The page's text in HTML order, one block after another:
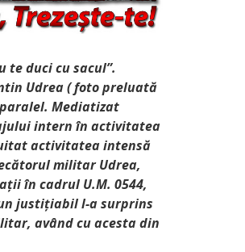
te duci cu sacul”.
Udrea ( foto preluată
Mediatizat
intern în activitatea
activitatea intensă
militar Udrea,
în cadrul U.M. 0544,
justițiabil l-a surprins
având cu acesta din